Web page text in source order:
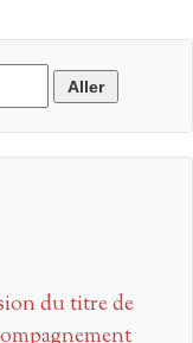
du titre de